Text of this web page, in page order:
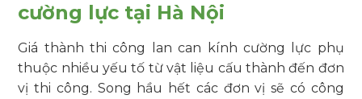
cường lực tại Hà Nội
Giá thành thi công lan can kính cường lực phụ
thuộc nhiều yếu tố từ vật liệu cấu thành đến đơn
vị thi công. Song hầu hết các đơn vị sẽ có công